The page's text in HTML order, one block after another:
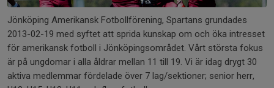
Jönköping Amerikansk Fotbollförening, Spartans grundades
2013-02-19 med syftet att sprida kunskap om och öka intresset
för amerikansk fotboll i Jönköpingsområdet. Vårt största fokus
är på ungdomar i alla åldrar mellan 11 till 19. Vi är idag drygt 30
aktiva medlemmar fördelade över 7 lag/sektioner; senior herr,